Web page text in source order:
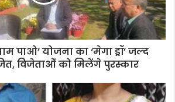
पाओ’ योजना का ‘मेगा ड्रॉ’ जल्द
विजेताओं को मिलेंगे पुरस्कार